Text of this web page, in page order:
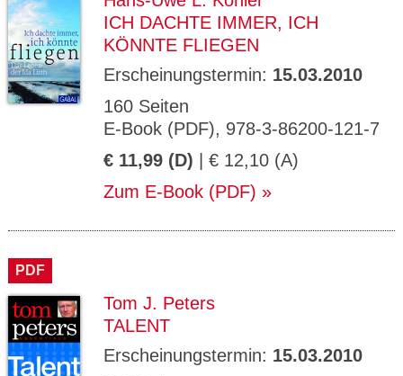
ICH DACHTE IMMER, ICH
KÖNNTE FLIEGEN
Erscheinungstermin: 15.03.2010
160 Seiten
E-Book (PDF), 978-3-86200-121-7
€ 11,99 (D) | € 12,10 (A)
Zum E-Book (PDF)
PDF
Tom J. Peters
TALENT
Erscheinungstermin: 15.03.2010